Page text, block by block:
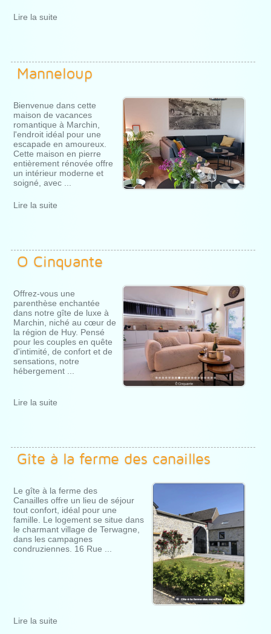
Lire la suite
Manneloup
Bienvenue dans cette
maison de vacances
romantique à Marchin,
l'endroit idéal pour une
escapade en amoureux.
Cette maison en pierre
entièrement rénovée offre
un intérieur moderne et
soigné, avec ...
Lire la suite
O Cinquante
Offrez-vous une
parenthèse enchantée
dans notre gîte de luxe à
Marchin, niché au cœur de
la région de Huy. Pensé
pour les couples en quête
d'intimité, de confort et de
sensations, notre
hébergement ...
Lire la suite
Gîte à la ferme des canailles
Le gîte à la ferme des
Canailles offre un lieu de séjour
tout confort, idéal pour une
famille. Le logement se situe dans
le charmant village de Terwagne,
dans les campagnes
condruziennes. 16 Rue ...
Lire la suite